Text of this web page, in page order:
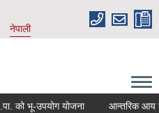
नेपाली
को भू-उपयोग योजना आन्तरिक आय